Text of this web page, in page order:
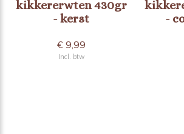
kikkererwten 430gr
- kerst
€ 9,99
Incl. btw
-